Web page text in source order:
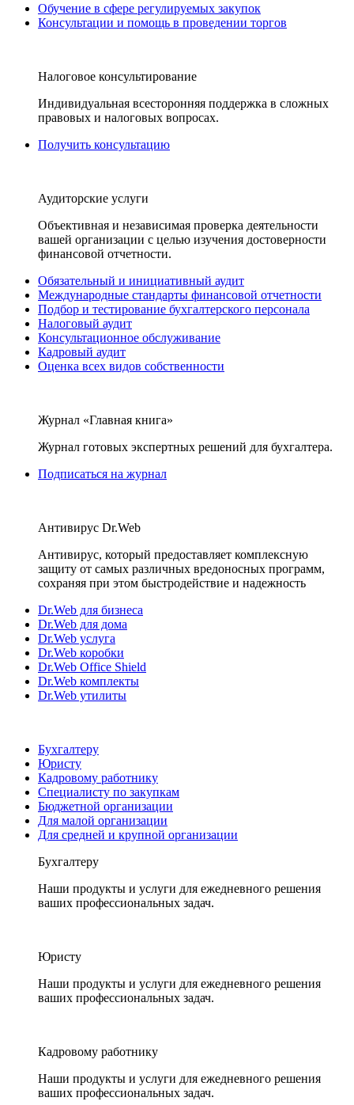
Обучение в сфере регулируемых закупок
Консультации и помощь в проведении торгов
Налоговое консультирование
Индивидуальная всесторонняя поддержка в сложных
правовых и налоговых вопросах.
Получить консультацию
Аудиторские услуги
Объективная и независимая проверка деятельности
вашей организации с целью изучения достоверности
финансовой отчетности.
Обязательный и инициативный аудит
Международные стандарты финансовой отчетности
Подбор и тестирование бухгалтерского персонала
Налоговый аудит
Консультационное обслуживание
Кадровый аудит
Оценка всех видов собственности
Журнал «Главная книга»
Журнал готовых экспертных решений для бухгалтера.
Подписаться на журнал
Антивирус Dr.Web
Антивирус, который предоставляет комплексную
защиту от самых различных вредоносных программ,
сохраняя при этом быстродействие и надежность
Dr.Web для бизнеса
Dr.Web для дома
Dr.Web услуга
Dr.Web коробки
Dr.Web Office Shield
Dr.Web комплекты
Dr.Web утилиты
Бухгалтеру
Юристу
Кадровому работнику
Специалисту по закупкам
Бюджетной организации
Для малой организации
Для средней и крупной организации
Бухгалтеру
Наши продукты и услуги для ежедневного решения
ваших профессиональных задач.
Юристу
Наши продукты и услуги для ежедневного решения
ваших профессиональных задач.
Кадровому работнику
Наши продукты и услуги для ежедневного решения
ваших профессиональных задач.